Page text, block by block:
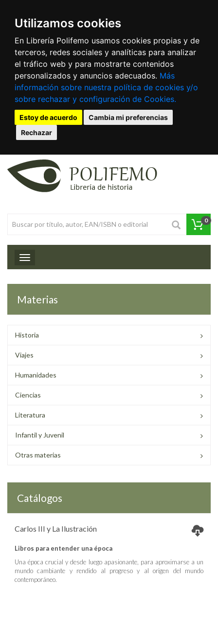
Utilizamos cookies
En Librería Polifemo usamos cookies propias y de
terceros, redes sociales y analíticas para analizar
el tráfico web y para mostrarte contenidos
personalizados y anuncios adecuados. Más
información sobre nuestra política de cookies y/o
sobre rechazar y configuración de Cookies.
Estoy de acuerdo
Cambia mi preferencias
Rechazar
0
Toggle navigation
Materias
Historia
Viajes
Humanidades
Ciencias
Literatura
Infantil y Juvenil
Otras materias
Catálogos
Carlos III y La Ilustración
Libros para entender una época
Una época crucial y desde luego apasionante, para aproximarse a un
mundo cambiante y rendido al progreso y al origen del mundo
contemporáneo.